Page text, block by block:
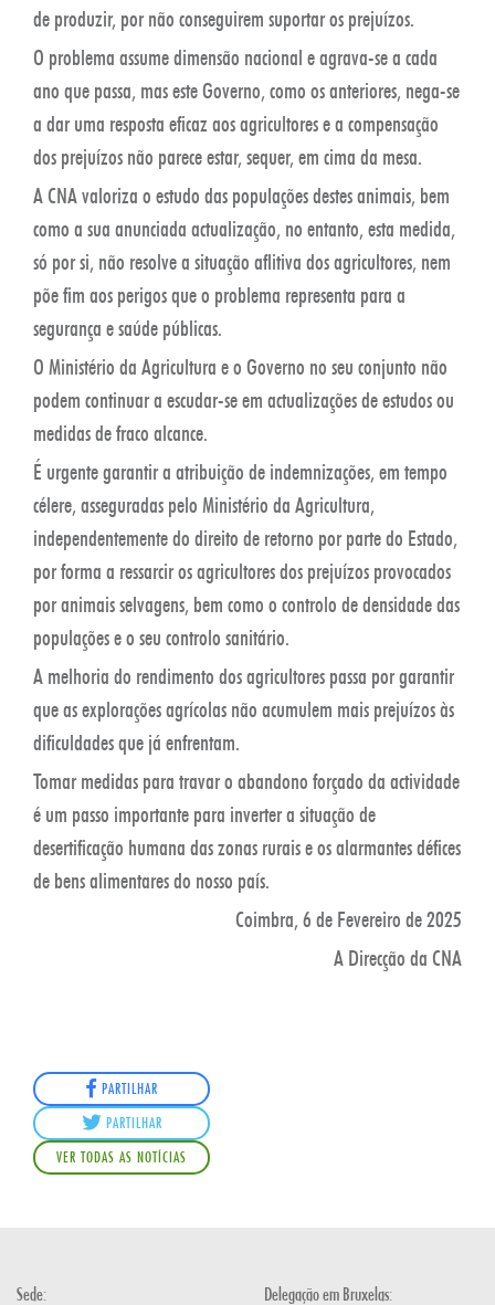
de produzir, por não conseguirem suportar os prejuízos.
O problema assume dimensão nacional e agrava-se a cada
ano que passa, mas este Governo, como os anteriores, nega-se
a dar uma resposta eficaz aos agricultores e a compensação
dos prejuízos não parece estar, sequer, em cima da mesa.
A CNA valoriza o estudo das populações destes animais, bem
como a sua anunciada actualização, no entanto, esta medida,
só por si, não resolve a situação aflitiva dos agricultores, nem
põe fim aos perigos que o problema representa para a
segurança e saúde públicas.
O Ministério da Agricultura e o Governo no seu conjunto não
podem continuar a escudar-se em actualizações de estudos ou
medidas de fraco alcance.
É urgente garantir a atribuição de indemnizações, em tempo
célere, asseguradas pelo Ministério da Agricultura,
independentemente do direito de retorno por parte do Estado,
por forma a ressarcir os agricultores dos prejuízos provocados
por animais selvagens, bem como o controlo de densidade das
populações e o seu controlo sanitário.
A melhoria do rendimento dos agricultores passa por garantir
que as explorações agrícolas não acumulem mais prejuízos às
dificuldades que já enfrentam.
Tomar medidas para travar o abandono forçado da actividade
é um passo importante para inverter a situação de
desertificação humana das zonas rurais e os alarmantes défices
de bens alimentares do nosso país.
Coimbra, 6 de Fevereiro de 2025
A Direcção da CNA
PARTILHAR
PARTILHAR
VER TODAS AS NOTÍCIAS
Sede:
Delegação em Bruxelas: